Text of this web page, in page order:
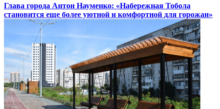
Глава города Антон Науменко: «Набережная Тобола
становится еще более уютной и комфортной для горожан»